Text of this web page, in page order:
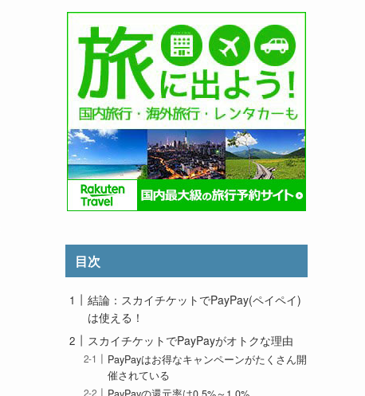
目次
結論：スカイチケットでPayPay(ペイペイ)
は使える！
スカイチケットでPayPayがオトクな理由
PayPayはお得なキャンペーンがたくさん開
催されている